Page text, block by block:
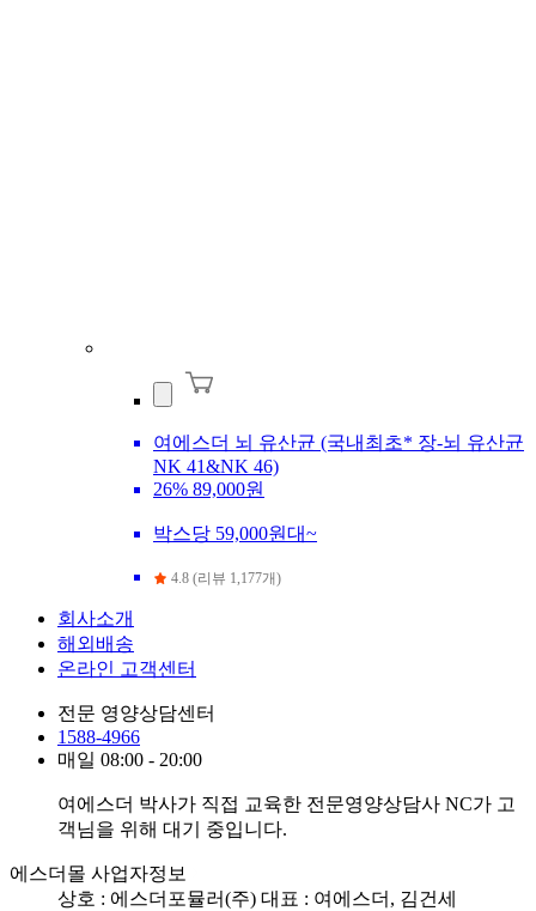
여에스더 뇌 유산균 (국내최초* 장-뇌 유산균
NK 41&NK 46)
26% 89,000원
박스당 59,000원대~
4.8 (리뷰 1,177개)
회사소개
해외배송
온라인 고객센터
전문 영양상담센터
1588-4966
매일 08:00 - 20:00
여에스더 박사가 직접 교육한 전문영양상담사 NC가 고
객님을 위해 대기 중입니다.
에스더몰 사업자정보
상호 : 에스더포뮬러(주) 대표 : 여에스더, 김건세